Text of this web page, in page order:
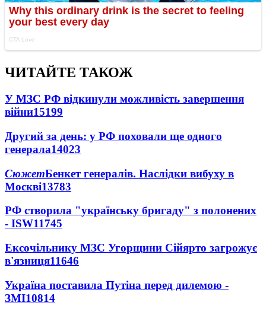
ЧИТАЙТЕ ТАКОЖ
У МЗС РФ відкинули можливість завершення
війни15199
Другий за день: у РФ поховали ще одного
генерала14023
СюжетБенкет генералів. Наслідки вибуху в
Москві13783
РФ створила "українську бригаду" з полонених
- ISW11745
Ексочільнику МЗС Угорщини Сійярто загрожує
в'язниця11646
Україна поставила Путіна перед дилемою -
ЗМІ10814